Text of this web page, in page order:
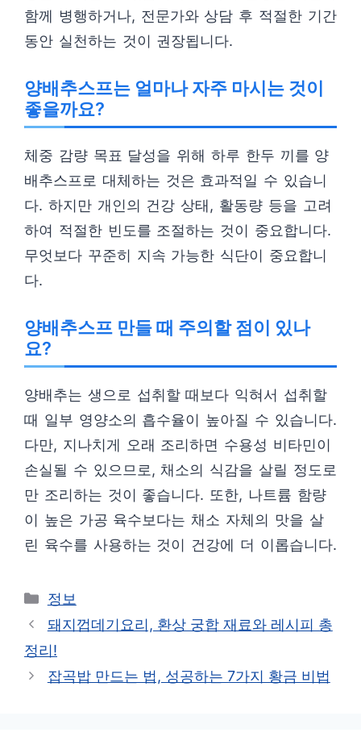
함께 병행하거나, 전문가와 상담 후 적절한 기간
동안 실천하는 것이 권장됩니다.
양배추스프는 얼마나 자주 마시는 것이
좋을까요?
체중 감량 목표 달성을 위해 하루 한두 끼를 양
배추스프로 대체하는 것은 효과적일 수 있습니
다. 하지만 개인의 건강 상태, 활동량 등을 고려
하여 적절한 빈도를 조절하는 것이 중요합니다.
무엇보다 꾸준히 지속 가능한 식단이 중요합니
다.
양배추스프 만들 때 주의할 점이 있나
요?
양배추는 생으로 섭취할 때보다 익혀서 섭취할
때 일부 영양소의 흡수율이 높아질 수 있습니다.
다만, 지나치게 오래 조리하면 수용성 비타민이
손실될 수 있으므로, 채소의 식감을 살릴 정도로
만 조리하는 것이 좋습니다. 또한, 나트륨 함량
이 높은 가공 육수보다는 채소 자체의 맛을 살
린 육수를 사용하는 것이 건강에 더 이롭습니다.
카
테
리
정보
돼지껍데기요리, 환상 궁합 재료와 레시피 총
정리!
잡곡밥 만드는 법, 성공하는 7가지 황금 비법